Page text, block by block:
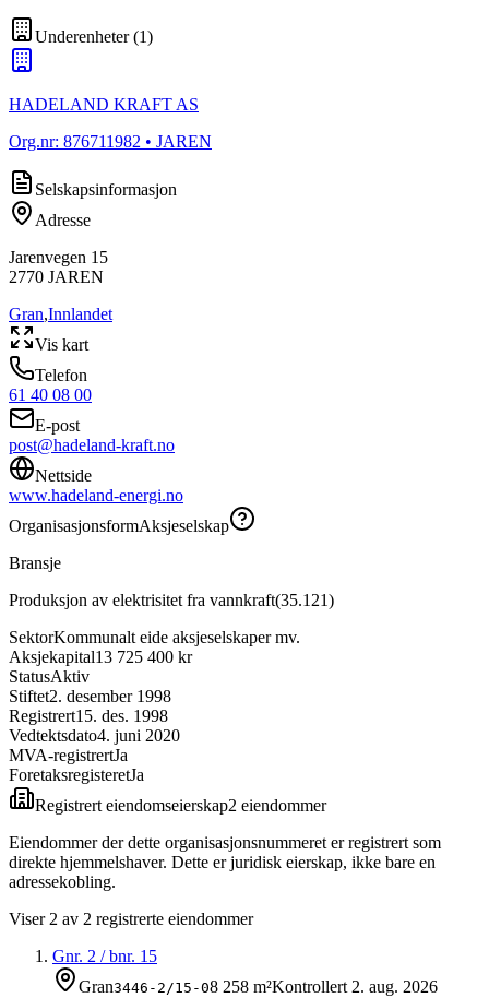
Underenheter(1)
HADELAND KRAFT AS
Org.nr: 876711982 • JAREN
Selskapsinformasjon
Adresse
Jarenvegen 15
2770 JAREN
Gran,Innlandet
Vis kart
Telefon
61 40 08 00
E-post
post@hadeland-kraft.no
Nettside
www.hadeland-energi.no
OrganisasjonsformAksjeselskap
Bransje
Produksjon av elektrisitet fra vannkraft(35.121)
SektorKommunalt eide aksjeselskaper mv.
Aksjekapital13 725 400 kr
StatusAktiv
Stiftet2. desember 1998
Registrert15. des. 1998
Vedtektsdato4. juni 2020
MVA-registrertJa
ForetaksregisteretJa
Registrert eiendomseierskap2 eiendommer
Eiendommer der dette organisasjonsnummeret er registrert som
direkte hjemmelshaver. Dette er juridisk eierskap, ikke bare en
adressekobling.
Viser2 av 2 registrerte eiendommer
Gnr. 2 / bnr. 15
Gran3446-2/15-08 258 m²Kontrollert2. aug. 2026